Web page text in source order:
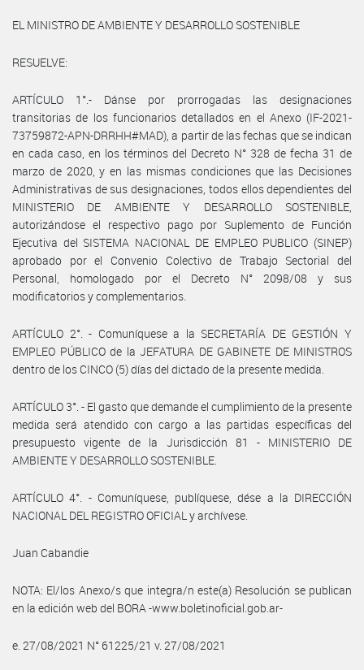
EL MINISTRO DE AMBIENTE Y DESARROLLO SOSTENIBLE
RESUELVE:
ARTÍCULO 1°.- Dánse por prorrogadas las designaciones
transitorias de los funcionarios detallados en el Anexo (IF-2021-
73759872-APN-DRRHH#MAD), a partir de las fechas que se indican
en cada caso, en los términos del Decreto N° 328 de fecha 31 de
marzo de 2020, y en las mismas condiciones que las Decisiones
Administrativas de sus designaciones, todos ellos dependientes del
MINISTERIO DE AMBIENTE Y DESARROLLO SOSTENIBLE,
autorizándose el respectivo pago por Suplemento de Función
Ejecutiva del SISTEMA NACIONAL DE EMPLEO PUBLICO (SINEP)
aprobado por el Convenio Colectivo de Trabajo Sectorial del
Personal, homologado por el Decreto N° 2098/08 y sus
modificatorios y complementarios.
ARTÍCULO 2°. - Comuníquese a la SECRETARÍA DE GESTIÓN Y
EMPLEO PÚBLICO de la JEFATURA DE GABINETE DE MINISTROS
dentro de los CINCO (5) días del dictado de la presente medida.
ARTÍCULO 3°. - El gasto que demande el cumplimiento de la presente
medida será atendido con cargo a las partidas específicas del
presupuesto vigente de la Jurisdicción 81 - MINISTERIO DE
AMBIENTE Y DESARROLLO SOSTENIBLE.
ARTÍCULO 4°. - Comuníquese, publíquese, dése a la DIRECCIÓN
NACIONAL DEL REGISTRO OFICIAL y archívese.
Juan Cabandie
NOTA: El/los Anexo/s que integra/n este(a) Resolución se publican
en la edición web del BORA -www.boletinoficial.gob.ar-
e. 27/08/2021 N° 61225/21 v. 27/08/2021